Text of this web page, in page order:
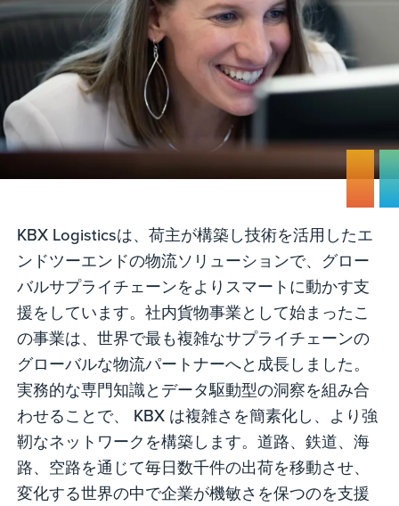
KBX Logisticsは、荷主が構築し技術を活用したエ
ンドツーエンドの物流ソリューションで、グロー
バルサプライチェーンをよりスマートに動かす支
援をしています。社内貨物事業として始まったこ
の事業は、世界で最も複雑なサプライチェーンの
グローバルな物流パートナーへと成長しました。
実務的な専門知識とデータ駆動型の洞察を組み合
わせることで、 KBX は複雑さを簡素化し、より強
靭なネットワークを構築します。道路、鉄道、海
路、空路を通じて毎日数千件の出荷を移動させ、
変化する世界の中で企業が機敏さを保つのを支援